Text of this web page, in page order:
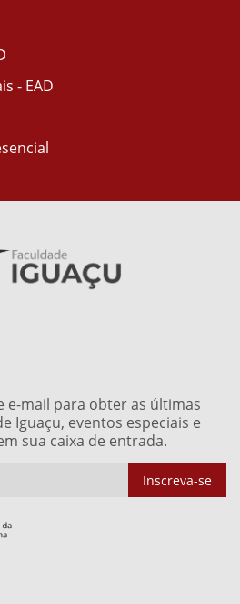
- EAD
e-mail para obter as últimas
Iguaçu, eventos especiais e
sua caixa de entrada.
Inscreva-se